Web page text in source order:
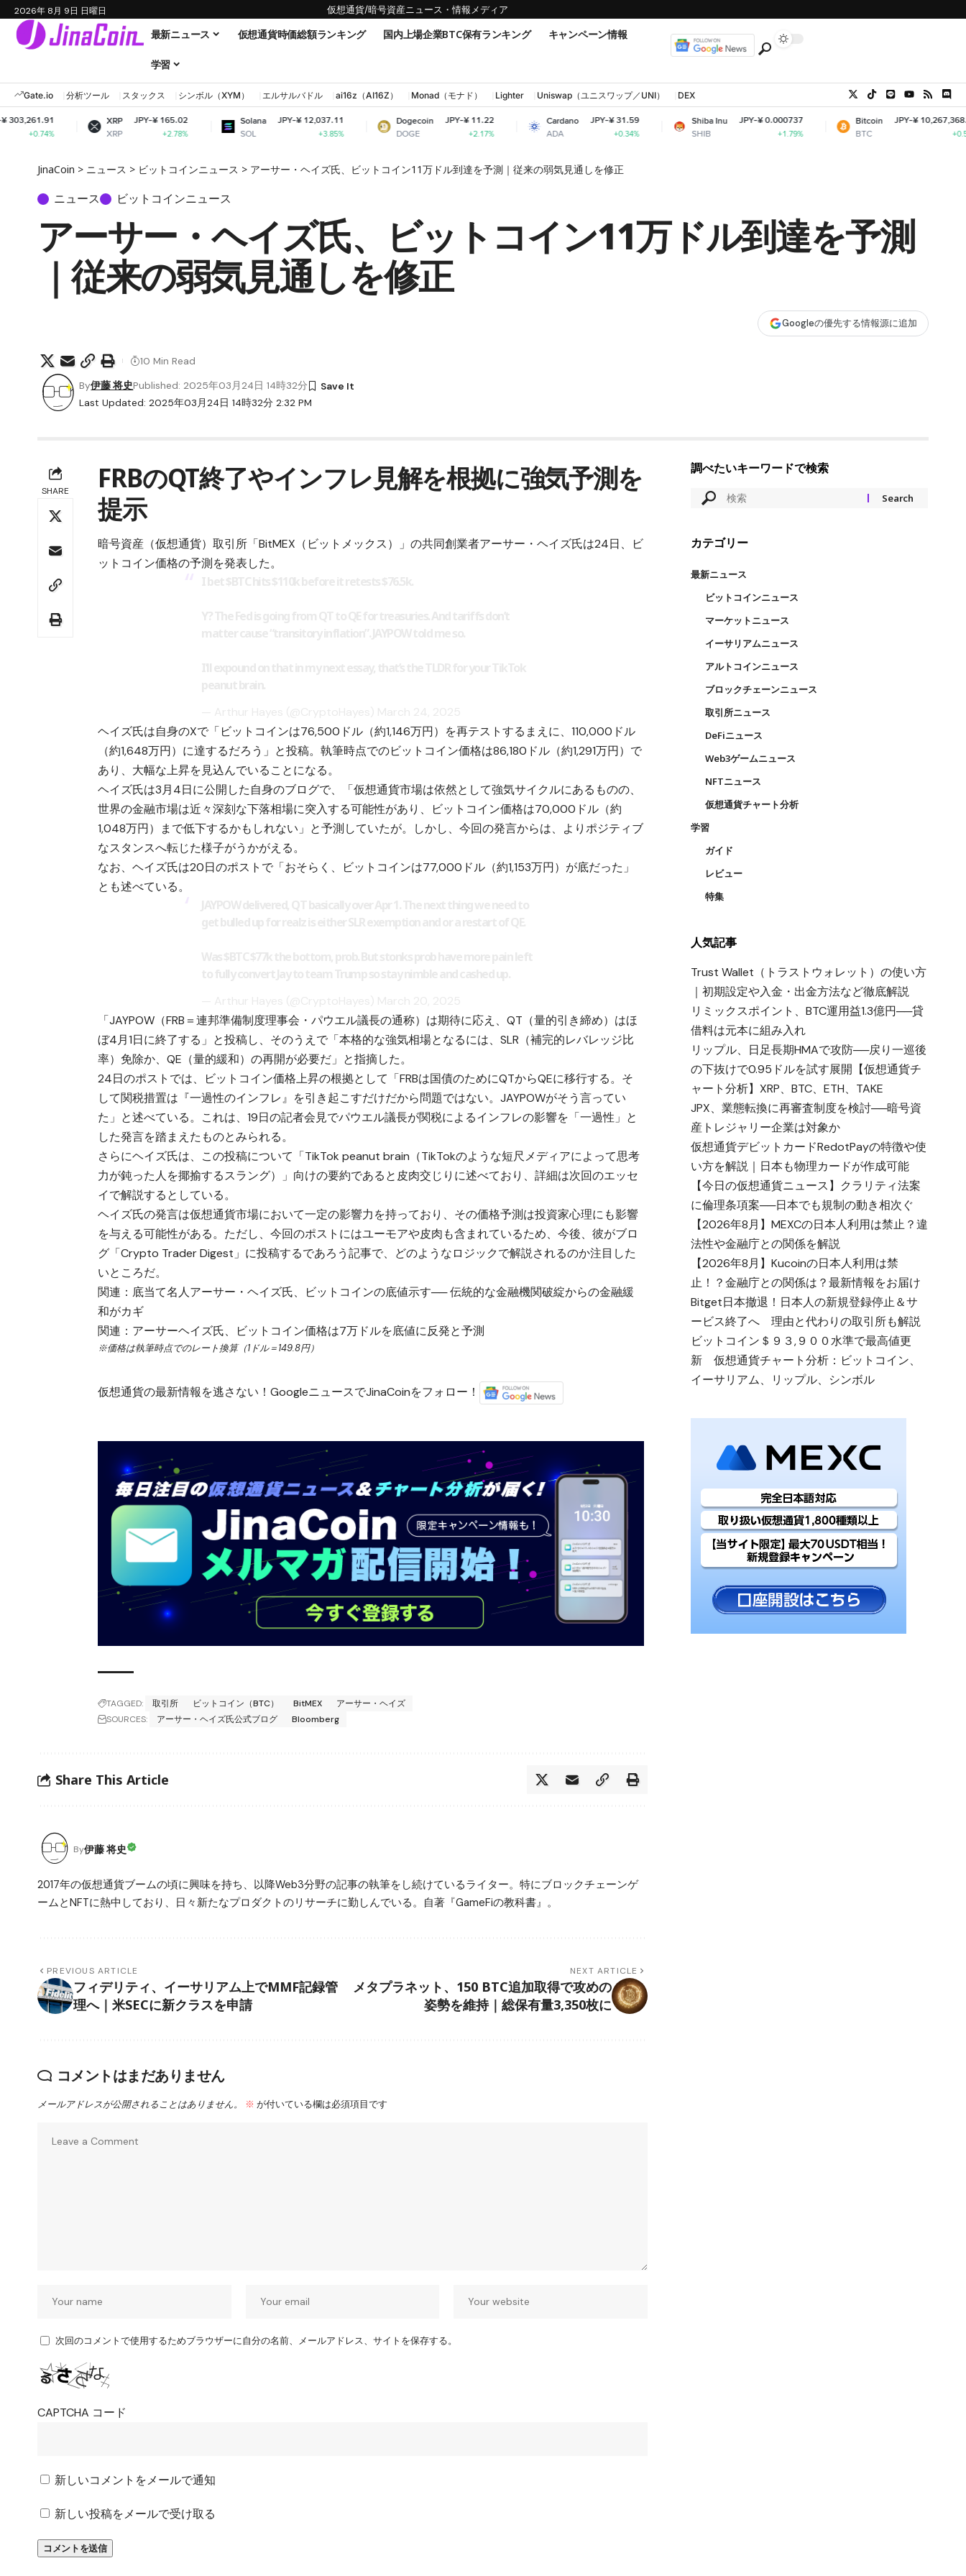
2026年 8月 9日 日曜日 仮想通貨/暗号資産ニュース・情報メディア
最新ニュース 仮想通貨時価総額ランキング 国内上場企業BTC保有ランキング キャンペーン情報
学習
Gate.io 分析ツール スタックス シンボル（XYM） エルサルバドル ai16z（AI16Z） Monad（モナド） Lighter Uniswap（ユニスワップ／UNI） DEX
XRP
XRP
JPY-¥ 165.02
+2.78%
Solana
SOL
JPY-¥ 12,037.11
Dogecoin
DOGE
JPY-¥ 11.22
+2.17%
Cardano
ADA
JPY-¥ 31.59
+0.34%
Shiba Inu
SHIB
JPY-¥ 0.000737
Bitcoin
BTC
JPY-¥ 10,267,368.54
JinaCoin > ニュース > ビットコインニュース > アーサー・ヘイズ氏、ビットコイン11万ドル到達を予測｜従来の弱気見通しを修正
ニュース ビットコインニュース
アーサー・ヘイズ氏、ビットコイン11万ドル到達を予測
｜従来の弱気見通しを修正
Googleの優先する情報源に追加
Last Updated: 2025年03月24日 14時32分 2:32 PM
By伊藤 将史Published: 2025年03月24日 14時32分
10 Min Read
SHARE
FRBのQT終了やインフレ見解を根拠に強気予測を
提示
暗号資産（仮想通貨）取引所「BitMEX（ビットメックス） 」の共同創業者アーサー・ヘイズ氏は24日、
ビ
ットコイン価格の予測を発表した。
ヘイズ氏は自身のXで「ビットコインは76,500ドル（約1,146万円）を再テストするまえに、110,000ドル
（約1,648万円）に達するだろう」と投稿。執筆時点でのビットコイン価格は86,180ドル（約1,291万円）で
あり、大幅な上昇を見込んでいることになる。
ヘイズ氏は3月4日に公開した自身のブログで、「仮想通貨市場は依然として強気サイクルにあるものの、
世界の金融市場は近々深刻な下落相場に突入する可能性があり、ビットコイン価格は70,000ドル（約
1,048万円）まで低下するかもしれない」と予測していたが。しかし、今回の発言からは、よりポジティブ
なスタンスへ転じた様子がうかがえる。
なお、ヘイズ氏は20日のポストで「おそらく、ビットコインは77,000ドル（約1,153万円）が底だった」
とも述べている。
「JAYPOW（FRB＝連邦準備制度理事会・パウエル議長の通称）は期待に応え、QT（量的引き締め）はほ
ぼ4月1日に終了する」と投稿し、そのうえで「本格的な強気相場となるには、SLR（補完的レバレッジ比
率）免除か、QE（量的緩和）の再開が必要だ」と指摘した。
24日のポストでは、ビットコイン価格上昇の根拠として「FRBは国債のためにQTからQEに移行する。そ
して関税措置は『一過性のインフレ』を引き起こすだけだから問題ではない。JAYPOWがそう言ってい
た」と述べている。これは、19日の記者会見でパウエル議長が関税によるインフレの影響を「一過性」と
した発言を踏まえたものとみられる。
さらにヘイズ氏は、この投稿について「TikTok peanut brain（TikTokのような短尺メディアによって思考
力が鈍った人を揶揄するスラング）」向けの要約であると皮肉交じりに述べており、詳細は次回のエッセ
イで解説するとしている。
ヘイズ氏の発言は仮想通貨市場において一定の影響力を持っており、その価格予測は投資家心理にも影響
を与える可能性がある。ただし、今回のポストにはユーモアや皮肉も含まれているため、今後、彼がブロ
グ「Crypto Trader Digest」に投稿するであろう記事で、どのようなロジックで解説されるのか注目した
いところだ。
関連：底当て名人アーサー・ヘイズ氏、ビットコインの底値示す── 伝統的な金融機関破綻からの金融緩
和がカギ
関連： アーサーヘイズ氏、ビットコイン価格は7万ドルを底値に反発と予測
※価格は執筆時点でのレート換算（1ドル＝149.8円）
仮想通貨の最新情報を逃さない！GoogleニュースでJinaCoinをフォロー！
TAGGED: 取引所 ビットコイン（BTC） BitMEX
アーサー・ヘイズ
SOURCES:
アーサー・ヘイズ氏公式ブログ Bloomberg
Share This Article
By伊藤 将史
2017年の仮想通貨ブームの頃に興味を持ち、以降Web3分野の記事の執筆をし続けているライター。特にブロックチェーンゲ
ームとNFTに熱中しており、日々新たなプロダクトのリサーチに勤しんでいる。自著『GameFiの教科書』。
PREVIOUS ARTICLE
フィデリティ、イーサリアム上でMMF記録管
理へ｜米SECに新クラスを申請
NEXT ARTICLE
メタプラネット、150 BTC追加取得で攻めの
姿勢を維持｜総保有量3,350枚に
コメントはまだありません
メールアドレスが公開されることはありません。 ※ が付いている欄は必須項目です
次回のコメントで使用するためブラウザーに自分の名前、メールアドレス、サイトを保存する。
CAPTCHA コード
新しいコメントをメールで通知
新しい投稿をメールで受け取る
調べたいキーワードで検索
カテゴリー
最新ニュース
ビットコインニュース
マーケットニュース
イーサリアムニュース
アルトコインニュース
ブロックチェーンニュース
取引所ニュース
DeFiニュース
Web3ゲームニュース
NFTニュース
仮想通貨チャート分析
学習
ガイド
レビュー
特集
人気記事
Trust Wallet（トラストウォレット）の使い方
｜初期設定や入金・出金方法など徹底解説
リミックスポイント、BTC運用益1.3億円──貸
借料は元本に組み入れ
リップル、日足長期HMAで攻防──戻り一巡後
の下抜けで0.95ドルを試す展開【仮想通貨チ
ャート分析】XRP、BTC、ETH、TAKE
JPX、業態転換に再審査制度を検討──暗号資
産トレジャリー企業は対象か
仮想通貨デビットカードRedotPayの特徴や使
い方を解説｜日本も物理カードが作成可能
【今日の仮想通貨ニュース】クラリティ法案
に倫理条項案──日本でも規制の動き相次ぐ
【2026年8月】MEXCの日本人利用は禁止？違
法性や金融庁との関係を解説
【2026年8月】Kucoinの日本人利用は禁
止！？金融庁との関係は？最新情報をお届け
Bitget日本撤退！日本人の新規登録停止＆サ
ービス終了へ 理由と代わりの取引所も解説
ビットコイン＄９３,９００水準で最高値更
新 仮想通貨チャート分析：ビットコイン、
イーサリアム、リップル、シンボル